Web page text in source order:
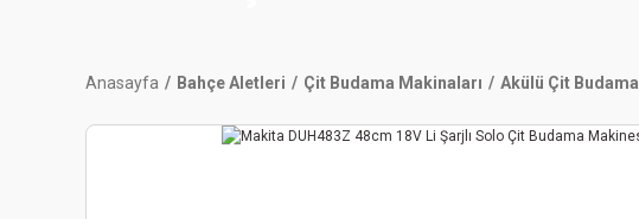
Anasayfa Bahçe Aletleri Çit Budama Makinaları Akülü Çit Budama